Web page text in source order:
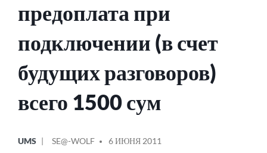
предоплата при
подключении (в счет
будущих разговоров)
всего 1500 сум
В
UMS
ОТ
SE@-WOLF 6 ИЮНЯ 2011